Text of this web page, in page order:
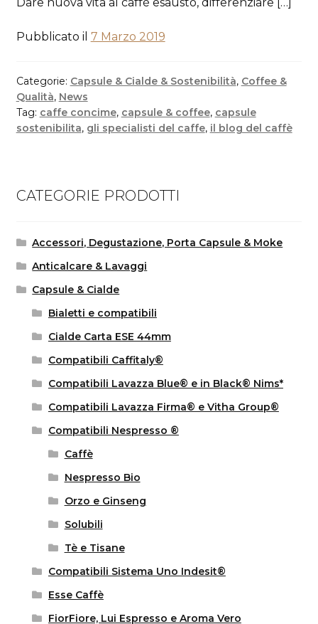
Pubblicato il 7 Marzo 2019
Categorie: Capsule & Cialde & Sostenibilità, Coffee &
Qualità, News
Tag: caffe concime, capsule & coffee, capsule
sostenibilita, gli specialisti del caffe, il blog del caffè
CATEGORIE PRODOTTI
Accessori, Degustazione, Porta Capsule & Moke
Anticalcare & Lavaggi
Capsule & Cialde
Bialetti e compatibili
Cialde Carta ESE 44mm
Compatibili Caffitaly®
Compatibili Lavazza Blue® e in Black® Nims*
Compatibili Lavazza Firma® e Vitha Group®
Compatibili Nespresso ®
Caffè
Nespresso Bio
Orzo e Ginseng
Solubili
Tè e Tisane
Compatibili Sistema Uno Indesit®
Esse Caffè
FiorFiore, Lui Espresso e Aroma Vero